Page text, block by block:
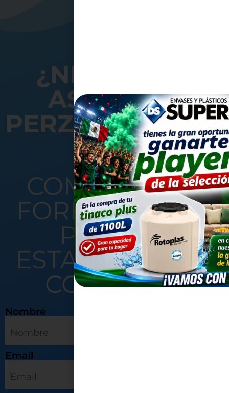
¿NECESITAS
ASESORÍA
COMPLETA EL
FORMULARIO Y
PRONTO
ESTAREMOS EN
CONTÁCTO
Nombre
Email